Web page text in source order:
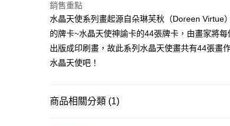
街口支付
悠遊付
銷售重點
水晶天使系列畫起源自朵琳芙秋（Doreen Virtue
的牌卡~水晶天使神諭卡的44張牌卡，由畫家將每
出版成印刷畫，故此系列水晶天使畫共有44張畫
水晶天使吧！
商品相關分類 (1)